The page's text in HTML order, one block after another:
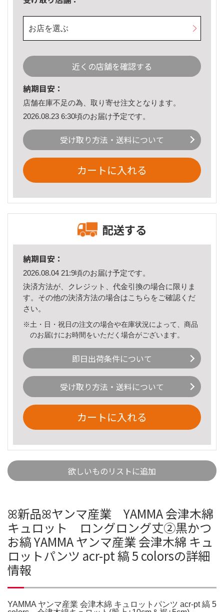
お店を選ぶ
近くの店舗を確認する
納期目安：
店舗在庫不足の為、取り寄せ注文となります。
2026.08.23 6:30頃のお届け予定です。
受け取り方法・送料について
カートに入れる
配送する
納期目安：
2026.08.04 21:9頃のお届け予定です。
決済方法が、クレジット、代金引換の場合に限りま
す。その他の決済方法の場合はこちら をご確認くだ
さい。
※土・日・祝日の注文の場合や在庫状況によって、商品
のお届けにお時間をいただく場合がございます。
即日出荷条件について
受け取り方法・送料について
カートに入れる
欲しいものリストに追加
ꕤ新品ꕤヤンマ産業 YAMMA 会津木綿
キュロット ロングロング丈②黒かつ
お縞 YAMMA ヤンマ産業 会津木綿 キュ
ロットパンツ acr-pt 縞 5 colorsの詳細
情報
YAMMA ヤンマ産業 会津木綿 キュロットパンツ acr-pt 縞 5